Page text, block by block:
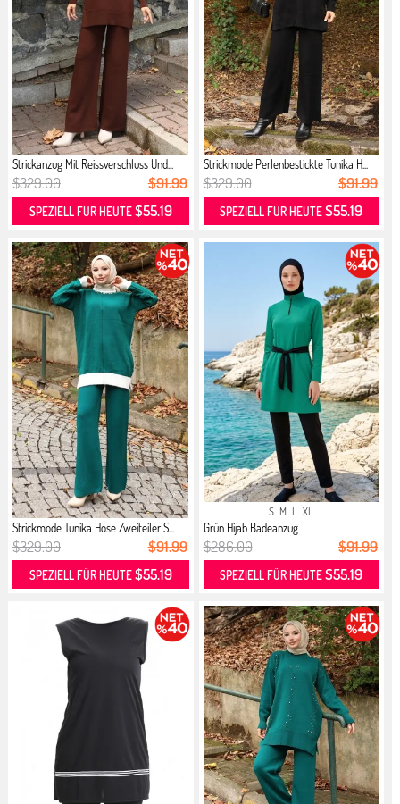
Strickanzug Mit Reissverschluss Und...
$329.00 $91.99
SPEZIELL FÜR HEUTE$55.19
Strickmode Perlenbestickte Tunika H...
$329.00 $91.99
SPEZIELL FÜR HEUTE$55.19
Strickmode Tunika Hose Zweiteiler S...
$329.00 $91.99
SPEZIELL FÜR HEUTE$55.19
S M L XL
Grün Hijab Badeanzug
$286.00 $91.99
SPEZIELL FÜR HEUTE$55.19